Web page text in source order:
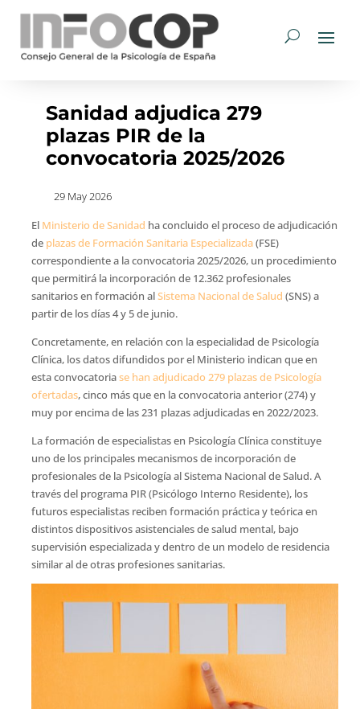
Sanidad adjudica 279
plazas PIR de la
convocatoria 2025/2026
29 May 2026
El Ministerio de Sanidad ha concluido el proceso de adjudicación
de plazas de Formación Sanitaria Especializada(FSE)
correspondiente a la convocatoria 2025/2026, un procedimiento
que permitirá la incorporación de 12.362 profesionales
sanitarios en formación alSistema Nacional de Salud (SNS) a
partir de los días 4 y 5 de junio.
Concretamente, en relación con la especialidad de Psicología
Clínica, los datos difundidos por el Ministerio indican que en
esta convocatoriase han adjudicado 279 plazas de Psicología
ofertadas, cinco más que en la convocatoria anterior (274) y
muy por encima de las 231 plazas adjudicadas en 2022/2023.
La formación de especialistas en Psicología Clínica constituye
uno de los principales mecanismos de incorporación de
profesionales de la Psicología al Sistema Nacional de Salud. A
través del programa PIR (Psicólogo Interno Residente), los
futuros especialistas reciben formación práctica y teórica en
distintos dispositivos asistenciales de salud mental, bajo
supervisión especializada y dentro de un modelo de residencia
similar al de otras profesiones sanitarias.